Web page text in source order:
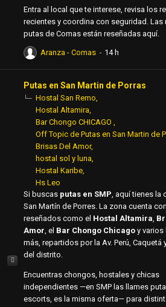
Entra al local que te interese, revisa los
recientes y coordina con seguridad. Las
putas de Comas están reseñadas aquí.
Aranza - Comas
Putas en San Martin de Porras
Hostal San Remo
Hostal Altamira
Bar Chongo CHICAGO
Off Topic de Putas en San Martin de
Brisas Del Amor
hostal sol y luna
Hostal Karibe
Hs Leo
Si buscas putas en SMP, aquí tienes la
San Martín de Porres. La zona cuenta
reseñados como el Hostal Altamira,
Amor, el Bar Chongo Chicago y varios
más, repartidos por la Av. Perú, Caquetá
del distrito.
Encuentras chongos, hostales y chicas
independientes —en SMP las llames
escorts, es la misma oferta— para